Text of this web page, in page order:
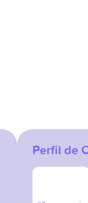
Perfil de